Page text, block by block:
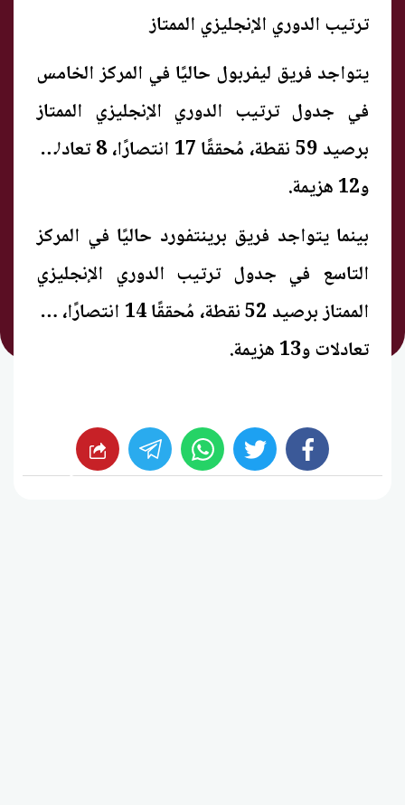
ترتيب الدوري الإنجليزي الممتاز
يتواجد فريق ليفربول حاليًا في المركز الخامس
في جدول ترتيب الدوري الإنجليزي الممتاز
برصيد 59 نقطة، مُحققًا 17 انتصارًا، 8 تعادلات
و12 هزيمة.
بينما يتواجد فريق برينتفورد حاليًا في المركز
التاسع في جدول ترتيب الدوري الإنجليزي
الممتاز برصيد 52 نقطة، مُحققًا 14 انتصارًا، 10
تعادلات و13 هزيمة.
facebook
twitter
whats شارك